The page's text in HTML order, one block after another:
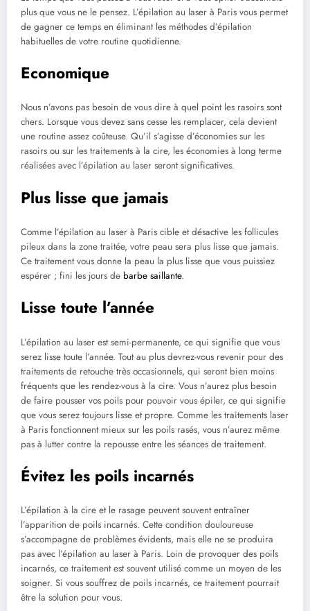
plus que vous ne le pensez. L’épilation au laser à Paris vous permet
de gagner ce temps en éliminant les méthodes d’épilation
habituelles de votre routine quotidienne.
Economique
Nous n’avons pas besoin de vous dire à quel point les rasoirs sont
chers. Lorsque vous devez sans cesse les remplacer, cela devient
une routine assez coûteuse. Qu’il s’agisse d’économies sur les
rasoirs ou sur les traitements à la cire, les économies à long terme
réalisées avec l’épilation au laser seront significatives.
Plus lisse que jamais
Comme l’épilation au laser à Paris cible et désactive les follicules
pileux dans la zone traitée, votre peau sera plus lisse que jamais.
Ce traitement vous donne la peau la plus lisse que vous puissiez
espérer ; fini les jours de barbe saillante.
Lisse toute l’année
L’épilation au laser est semi-permanente, ce qui signifie que vous
serez lisse toute l’année. Tout au plus devrez-vous revenir pour des
traitements de retouche très occasionnels, qui seront bien moins
fréquents que les rendez-vous à la cire. Vous n’aurez plus besoin
de faire pousser vos poils pour pouvoir vous épiler, ce qui signifie
que vous serez toujours lisse et propre. Comme les traitements laser
à Paris fonctionnent mieux sur les poils rasés, vous n’aurez même
pas à lutter contre la repousse entre les séances de traitement.
Évitez les poils incarnés
L’épilation à la cire et le rasage peuvent souvent entraîner
l’apparition de poils incarnés. Cette condition douloureuse
s’accompagne de problèmes évidents, mais elle ne se produira
pas avec l’épilation au laser à Paris. Loin de provoquer des poils
incarnés, ce traitement est souvent utilisé comme un moyen de les
soigner. Si vous souffrez de poils incarnés, ce traitement pourrait
être la solution pour vous.